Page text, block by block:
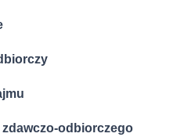
odbiorczego